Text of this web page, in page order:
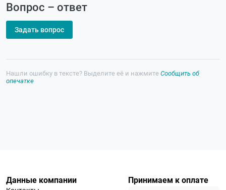
Вопрос – ответ
Задать вопрос
Нашли ошибку в тексте? Выделите её и нажмите Сообщить об
опечатке
Данные компании Принимаем к оплате